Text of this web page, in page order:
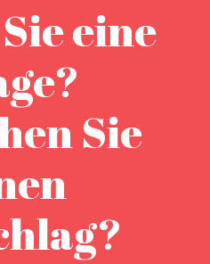
eine
Sie